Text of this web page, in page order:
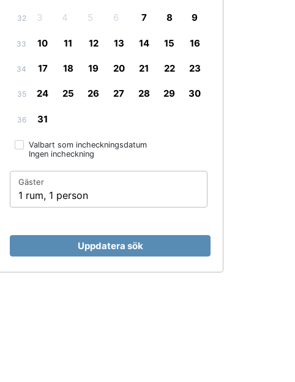
32 3 4 5 6 7 8 9
33 10 11 12 13 14 15 16
34 17 18 19 20 21 22 23
35 24 25 26 27 28 29 30
36 31
Valbart som incheckningsdatum
Ingen incheckning
Gäster
1 rum, 1 person
Uppdatera sök